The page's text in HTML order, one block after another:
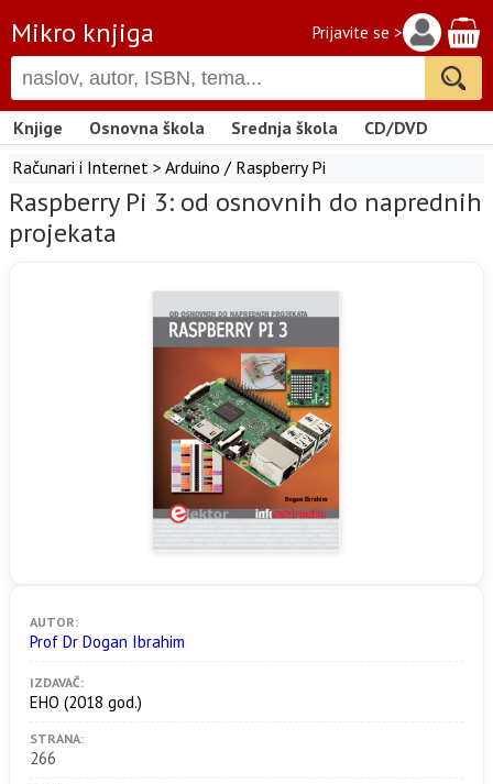
Mikro knjiga Prijavite se >
Knjige Osnovna škola Srednja škola
CD/DVD
Računari i Internet > Arduino / Raspberry Pi
Raspberry Pi 3: od osnovnih do naprednih
projekata
AUTOR:
Prof Dr Dogan Ibrahim
IZDAVAČ:
EHO (2018 god.)
STRANA:
266